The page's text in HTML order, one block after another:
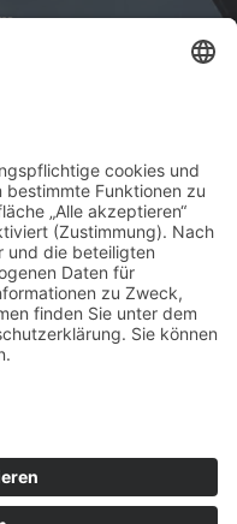
Fr.:
und
Uhr
Uhr